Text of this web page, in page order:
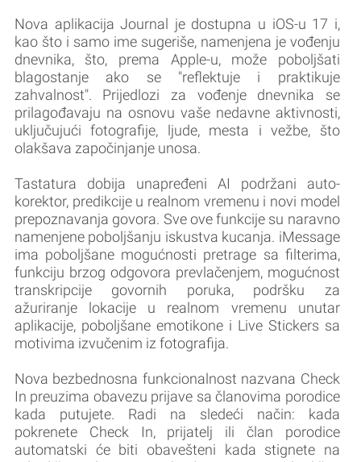
Nova aplikacija Journal je dostupna u iOS-u 17 i,
kao što i samo ime sugeriše, namenjena je vođenju
dnevnika, što, prema Apple-u, može poboljšati
blagostanje ako se "reflektuje i praktikuje
zahvalnost". Prijedlozi za vođenje dnevnika se
prilagođavaju na osnovu vaše nedavne aktivnosti,
uključujući fotografije, ljude, mesta i vežbe, što
olakšava započinjanje unosa.
Tastatura dobija unapređeni AI podržani auto-
korektor, predikcije u realnom vremenu i novi model
prepoznavanja govora. Sve ove funkcije su naravno
namenjene poboljšanju iskustva kucanja. iMessage
ima poboljšane mogućnosti pretrage sa filterima,
funkciju brzog odgovora prevlačenjem, mogućnost
transkripcije govornih poruka, podršku za
ažuriranje lokacije u realnom vremenu unutar
aplikacije, poboljšane emotikone i Live Stickers sa
motivima izvučenim iz fotografija.
Nova bezbednosna funkcionalnost nazvana Check
In preuzima obavezu prijave sa članovima porodice
kada putujete. Radi na sledeći način: kada
pokrenete Check In, prijatelj ili član porodice
automatski će biti obavešteni kada stignete na